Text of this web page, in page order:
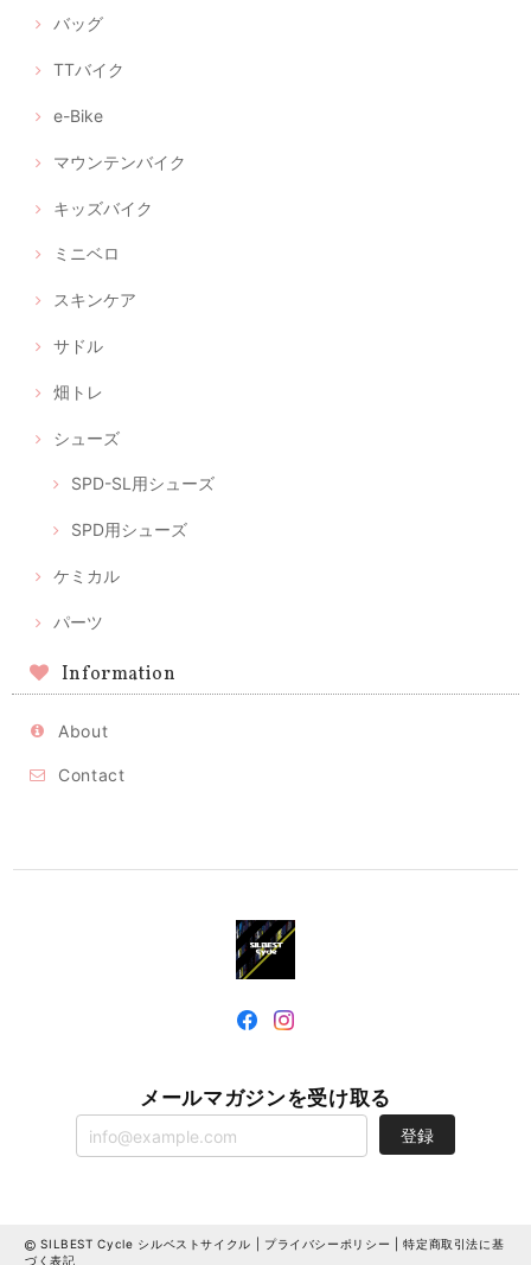
バッグ
TTバイク
e-Bike
マウンテンバイク
キッズバイク
ミニベロ
スキンケア
サドル
畑トレ
シューズ
SPD-SL用シューズ
SPD用シューズ
ケミカル
パーツ
Information
About
Contact
メールマガジンを受け取る
登録
SILBEST Cycle シルベストサイクル | プライバシーポリシー |特定商取引法に基
づく表記